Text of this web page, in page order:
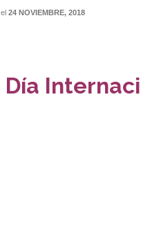
el 24 NOVIEMBRE, 2018
Día